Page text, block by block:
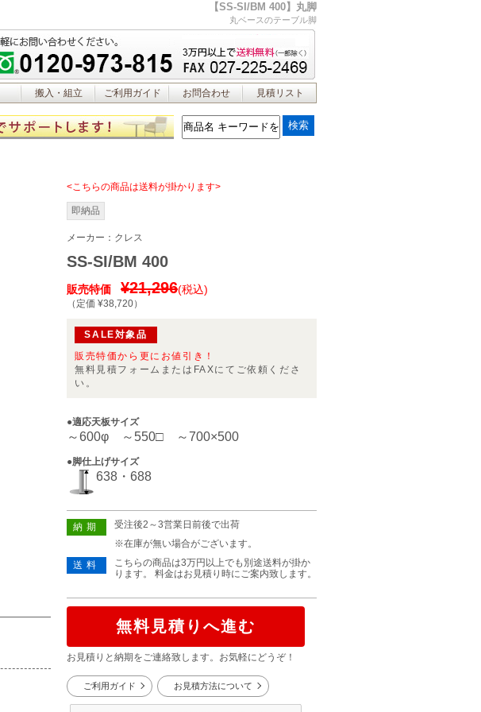
【SS-SI/BM 400】丸脚
丸ベースのテーブル脚
搬入・組立 ご利用ガイド お問合わせ 見積リスト
<こちらの商品は送料が掛かります>
即納品
メーカー： クレス
SS-SI/BM 400
販売特価 ¥21,296(税込)
（定価 ¥38,720）
SALE対象品
販売特価から更にお値引き！
無料見積フォームまたはFAXにてご依頼くださ
い。
●適応天板サイズ
～600φ ～550□ ～700×500
●脚仕上げサイズ
638・688
納期
受注後2～3営業日前後で出荷
※在庫が無い場合がございます。
送料
こちらの商品は3万円以上でも別途送料が掛か
ります。 料金はお見積り時にご案内致します。
無料見積りへ進む
お見積りと納期をご連絡致します。お気軽にどうぞ！
ご利用ガイド お見積方法について